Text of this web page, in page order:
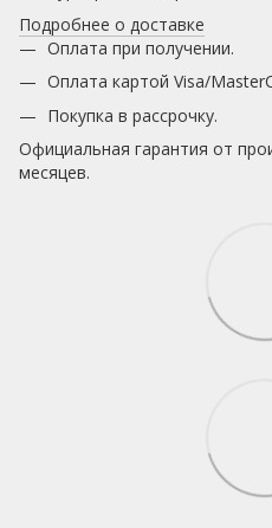
Подробнее о доставке
Оплата при получении.
Оплата картой Visa/
Покупка в рассрочку.
Официальная гарантия от
месяцев.